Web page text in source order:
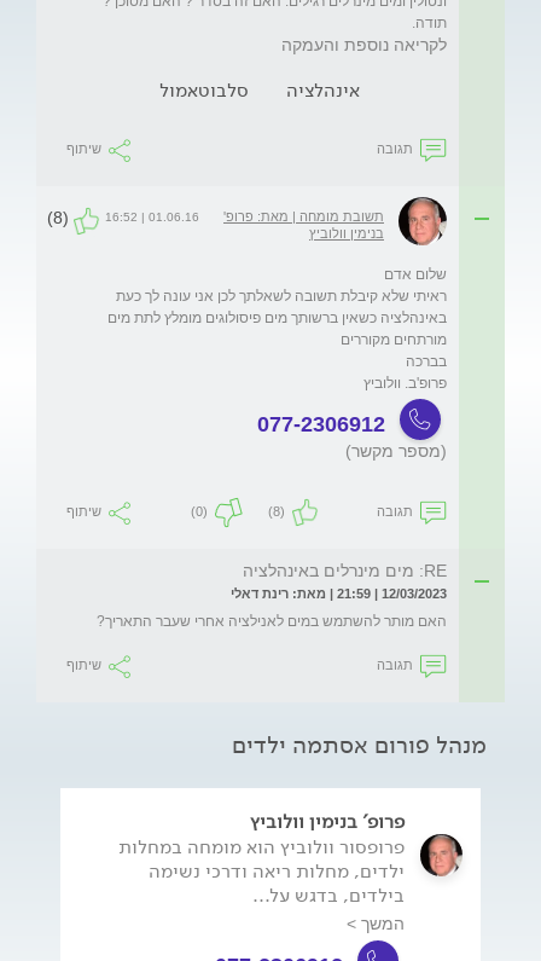
תודה.
לקריאה נוספת והעמקה
אינהלציה סלבוטאמול
תגובה שיתוף
תשובת מומחה | מאת: פרופ'
בנימין וולוביץ
01.06.16 | 16:52
(8)
באינהלציה כשאין ברשותך מים פיסולוגים מומלץ לתת מים
פרופ'ב. וולוביץ
077-2306912
(מספר מקשר)
תגובה (8)
(0) שיתוף
RE: מים מינרלים באינהלציה
12/03/2023 | 21:59 | מאת: רינת דאלי
האם מותר להשתמש במים לאנילציה אחרי שעבר התאריך?
תגובה שיתוף
מנהל פורום אסתמה ילדים
פרופ' בנימין וולוביץ
פרופסור וולוביץ הוא מומחה במחלות
ילדים, מחלות ריאה ודרכי נשימה
בילדים, בדגש על...
המשך >